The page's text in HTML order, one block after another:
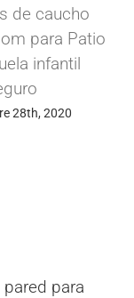
de caucho
para Patio
infantil
28th, 2020
para